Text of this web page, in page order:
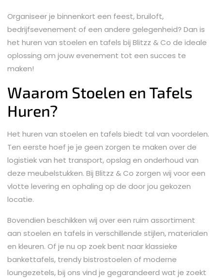
Organiseer je binnenkort een feest, bruiloft,
bedrijfsevenement of een andere gelegenheid? Dan is
het huren van stoelen en tafels bij Blitzz & Co de ideale
oplossing om jouw evenement tot een succes te
maken!
Waarom Stoelen en Tafels
Huren?
Het huren van stoelen en tafels biedt tal van voordelen.
Ten eerste hoef je je geen zorgen te maken over de
logistiek van het transport, opslag en onderhoud van
deze meubelstukken. Bij Blitzz & Co zorgen wij voor een
vlotte levering en ophaling op de door jou gekozen
locatie.
Bovendien beschikken wij over een ruim assortiment
aan stoelen en tafels in verschillende stijlen, materialen
en kleuren. Of je nu op zoek bent naar klassieke
bankettafels, trendy bistrostoelen of moderne
loungezetels, bij ons vind je gegarandeerd wat je zoekt